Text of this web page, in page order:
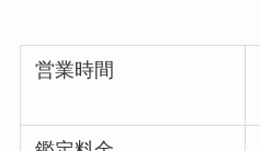
営業時間